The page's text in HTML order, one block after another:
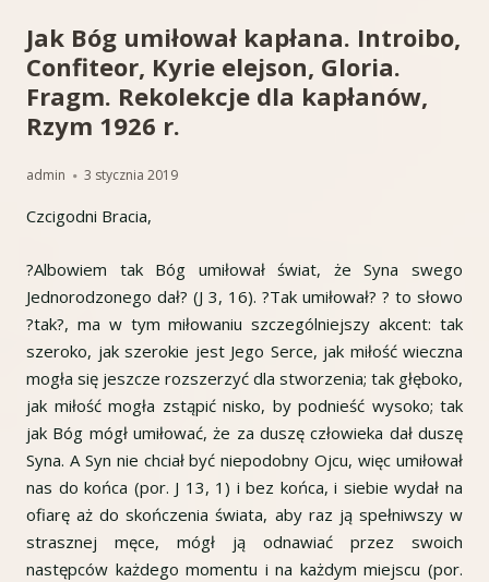
Jak Bóg umiłował kapłana. Introibo,
Confiteor, Kyrie elejson, Gloria.
Fragm. Rekolekcje dla kapłanów,
Rzym 1926 r.
Autor
admin Opublikowano
3 stycznia 2019
Czcigodni Bracia,
?Albowiem tak Bóg umiłował świat, że Syna swego
Jednorodzonego dał? (J 3, 16). ?Tak umiłował? ? to słowo
?tak?, ma w tym miłowaniu szczególniejszy akcent: tak
szeroko, jak szerokie jest Jego Serce, jak miłość wieczna
mogła się jeszcze rozszerzyć dla stworzenia; tak głęboko,
jak miłość mogła zstąpić nisko, by podnieść wysoko; tak
jak Bóg mógł umiłować, że za duszę człowieka dał duszę
Syna. A Syn nie chciał być niepodobny Ojcu, więc umiłował
nas do końca (por. J 13, 1) i bez końca, i siebie wydał na
ofiarę aż do skończenia świata, aby raz ją spełniwszy w
strasznej męce, mógł ją odnawiać przez swoich
następców każdego momentu i na każdym miejscu (por.